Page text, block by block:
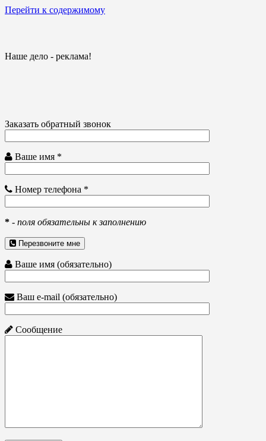
Перейти к содержимому
Наше дело - реклама!
Заказать обратный звонок
Ваше имя *
Номер телефона *
* - поля обязательны к заполнению
Перезвоните мне
Ваше имя (обязательно)
Ваш e-mail (обязательно)
Сообщение